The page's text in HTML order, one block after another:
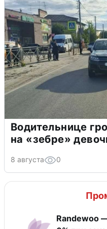
Водительнице
на «зебре»
8 августа 0
Randewoo